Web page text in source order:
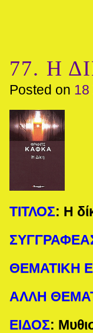
77. Η
Posted on 18
ΤΙΤΛΟΣ: Η
ΘΕΜΑΤΙΚΗ
ΑΛΛΗ
ΕΙΔΟΣ: